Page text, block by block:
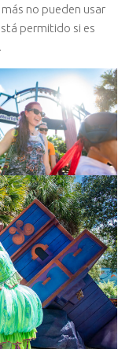
no pueden usar
permitido si es